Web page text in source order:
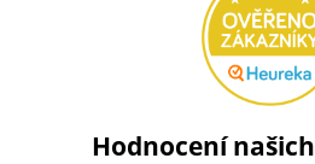
Hodnocení